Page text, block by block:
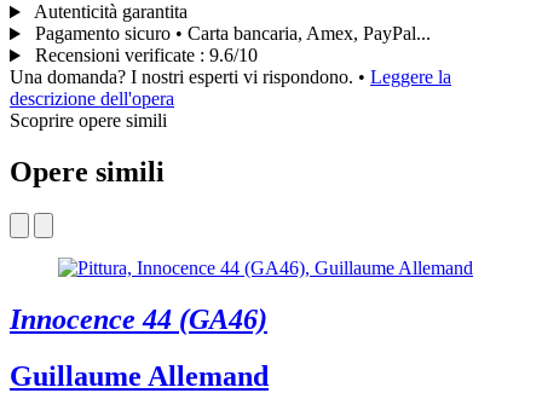
Autenticità garantita
Pagamento sicuro • Carta bancaria, Amex, PayPal...
Recensioni verificate : 9.6/10
Una domanda? I nostri esperti vi rispondono. • Leggere la
descrizione dell'opera
Scoprire opere simili
Opere simili
Innocence 44 (GA46)
Guillaume Allemand